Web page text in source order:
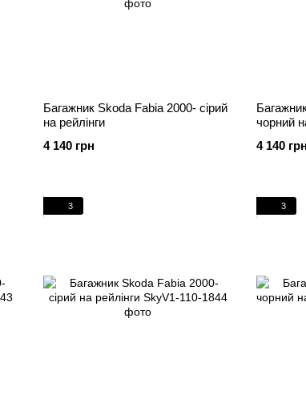
Багажник Skoda Fabia 2000- cірий
на рейлінги
4 140 грн
чорний
4 140 грн
3 3